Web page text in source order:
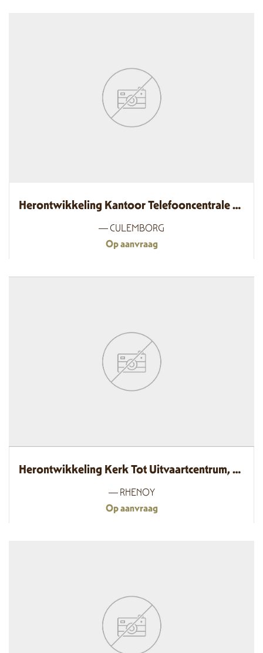
Herontwikkeling Kantoor Telefooncentrale Tot Winkel En Stadswoningen, Culemborg
— CULEMBORG
Op aanvraag
Herontwikkeling Kerk Tot Uitvaartcentrum, Rhenoy
— RHENOY
Op aanvraag